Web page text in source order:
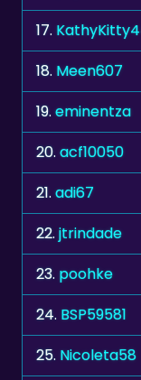
18. Meen607
19. eminentza
20.acf10050
21. adi67
22.jtrindade
23. poohke
24.BSP59581
25. Nicoleta58
26. pipo444